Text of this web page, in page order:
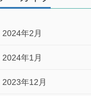
2024年2月
2024年1月
2023年12月